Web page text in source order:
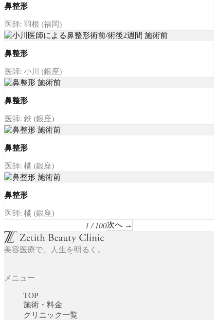
鼻整形
医師: 羽根 (福岡)
鼻整形
医師: 小川 (銀座)
鼻整形
医師: 鉄 (銀座)
鼻整形
医師: 橘 (銀座)
鼻整形
医師: 橘 (銀座)
1 / 100次へ →
美容医療で、人生を明るく。
メニュー
TOP
施術・料金
クリニック一覧